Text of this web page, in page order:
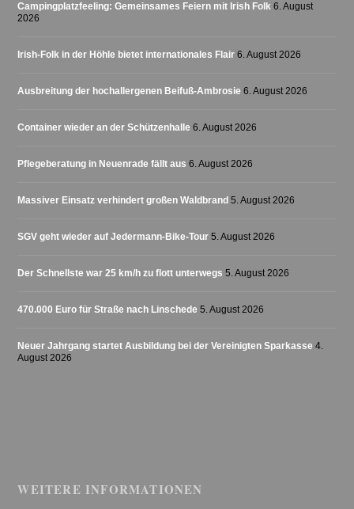
Campingplatzfeeling: Gemeinsames Feiern mit Irish Folk 6. August
2026
Irish-Folk in der Höhle bietet internationales Flair 6. August 2026
Ausbreitung der hochallergenen Beifuß-Ambrosie 6. August 2026
Container wieder an der Schützenhalle 6. August 2026
Pflegeberatung in Neuenrade fällt aus 6. August 2026
Massiver Einsatz verhindert großen Waldbrand 5. August 2026
SGV geht wieder auf Jedermann-Bike-Tour 5. August 2026
Der Schnellste war 25 km/h zu flott unterwegs 5. August 2026
470.000 Euro für Straße nach Linschede 5. August 2026
Neuer Jahrgang startet Ausbildung bei der Vereinigten Sparkasse 4.
August 2026
WEITERE INFORMATIONEN